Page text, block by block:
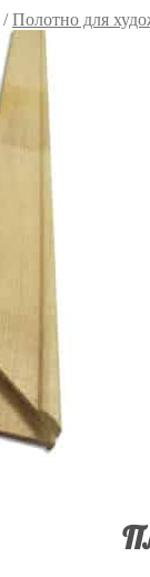
/Полотно для